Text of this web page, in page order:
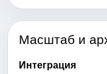
Масштаб и
Интеграция